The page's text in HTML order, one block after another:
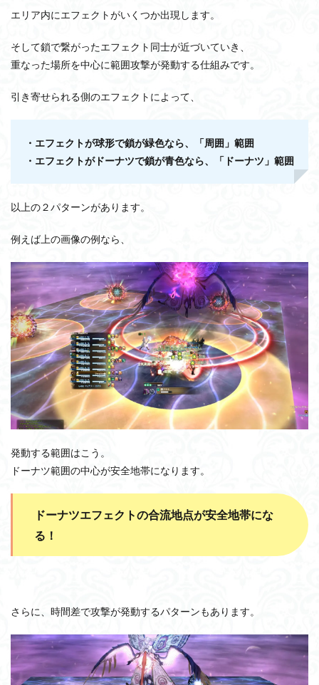
エリア内にエフェクトがいくつか出現します。
そして鎖で繋がったエフェクト同士が近づいていき、
重なった場所を中心に範囲攻撃が発動する仕組みです。
引き寄せられる側のエフェクトによって、
・エフェクトが球形で鎖が緑色なら、「周囲」範囲
・エフェクトがドーナツで鎖が青色なら、「ドーナツ」範囲
以上の２パターンがあります。
例えば上の画像の例なら、
発動する範囲はこう。
ドーナツ範囲の中心が安全地帯になります。
ドーナツエフェクトの合流地点が安全地帯にな
る！
さらに、時間差で攻撃が発動するパターンもあります。